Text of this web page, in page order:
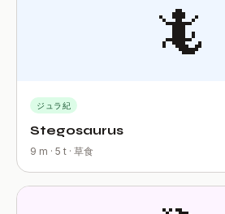
🦎
ジュラ紀
Stegosaurus
9 m · 5 t · 草食